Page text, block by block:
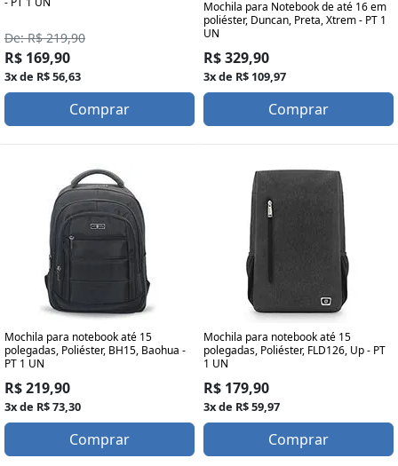
De: R$ 219,90
R$ 169,90
3x de R$ 56,63
Comprar
Mochila para Notebook de até 16 em
poliéster, Duncan, Preta, Xtrem - PT 1
UN
R$ 329,90
3x de R$ 109,97
Comprar
Mochila para notebook até 15
polegadas, Poliéster, BH15, Baohua -
PT 1 UN
R$ 219,90
3x de R$ 73,30
Comprar
Mochila para notebook até 15
polegadas, Poliéster, FLD126, Up - PT
1 UN
R$ 179,90
3x de R$ 59,97
Comprar